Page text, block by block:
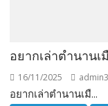
อยากเล่าตำนาน
16/11/2025 admin3
อยากเล่าตำนานเมื...